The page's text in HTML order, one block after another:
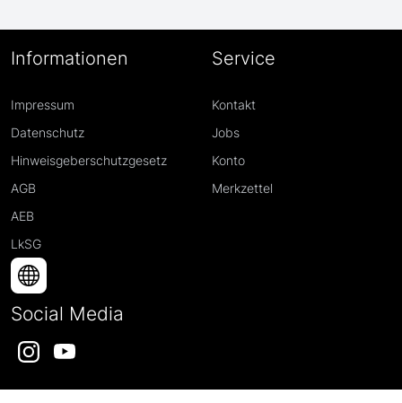
Informationen
Impressum
Datenschutz
Hinweisgeberschutzgesetz
AGB
AEB
LkSG
Service
Kontakt
Jobs
Konto
Merkzettel
Social Media
InstagramYouTube